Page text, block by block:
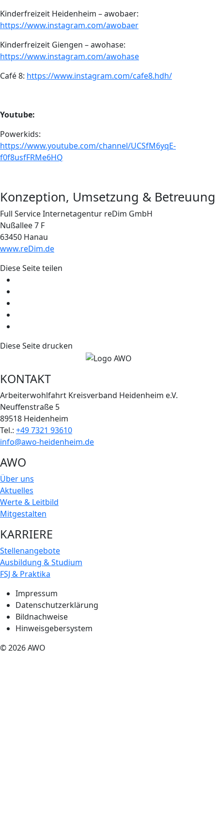
Kinderfreizeit Heidenheim – awobaer:
https://www.instagram.com/awobaer
Kinderfreizeit Giengen – awohase:
https://www.instagram.com/awohase
Café 8: https://www.instagram.com/cafe8.hdh/
Youtube:
Powerkids:
https://www.youtube.com/channel/UCSfM6yqE-
f0f8usfFRMe6HQ
Konzeption, Umsetzung & Betreuung
Full Service Internetagentur reDim GmbH
Nußallee 7 F
63450 Hanau
www.reDim.de
Diese Seite teilen
Diese Seite drucken
AWO
Über uns
Aktuelles
Werte & Leitbild
Mitgestalten
KARRIERE
Stellenangebote
Ausbildung & Studium
FSJ & Praktika
KONTAKT
Arbeiterwohlfahrt Kreisverband Heidenheim e.V.
Neuffenstraße 5
89518 Heidenheim
Tel.: +49 7321 93610
info@awo-heidenheim.de
Impressum
Datenschutzerklärung
Bildnachweise
Hinweisgebersystem
© 2026 AWO